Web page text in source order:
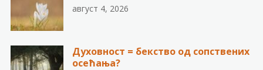
август 4, 2026
Духовност = бекство од сопствених
осећања?